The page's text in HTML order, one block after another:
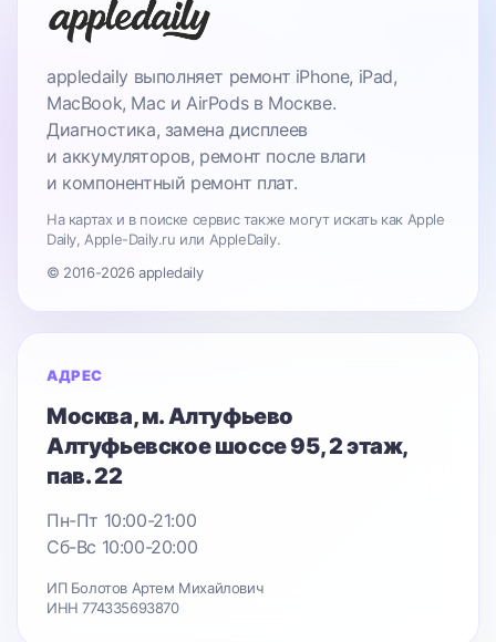
appledaily выполняет ремонт iPhone, iPad,
MacBook, Mac и AirPods в Москве.
Диагностика, замена дисплеев
и аккумуляторов, ремонт после влаги
и компонентный ремонт плат.
На картах и в поиске сервис также могут искать как Apple
Daily, Apple-Daily.ru или AppleDaily.
© 2016-2026 appledaily
АДРЕС
Москва, м. Алтуфьево
Алтуфьевское шоссе 95, 2 этаж,
пав. 22
Пн-Пт 10:00-21:00
Сб-Вс 10:00-20:00
ИП Болотов Артем Михайлович
ИНН 774335693870